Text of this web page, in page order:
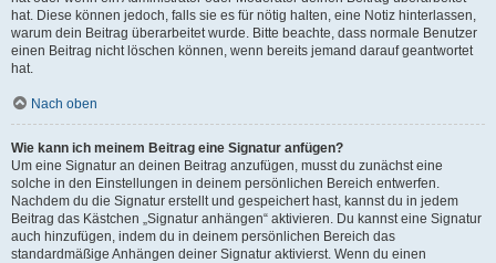
hat. Diese können jedoch, falls sie es für nötig halten, eine Notiz hinterlassen,
warum dein Beitrag überarbeitet wurde. Bitte beachte, dass normale Benutzer
einen Beitrag nicht löschen können, wenn bereits jemand darauf geantwortet
hat.
Nach oben
Wie kann ich meinem Beitrag eine Signatur anfügen?
Um eine Signatur an deinen Beitrag anzufügen, musst du zunächst eine
solche in den Einstellungen in deinem persönlichen Bereich entwerfen.
Nachdem du die Signatur erstellt und gespeichert hast, kannst du in jedem
Beitrag das Kästchen „Signatur anhängen“ aktivieren. Du kannst eine Signatur
auch hinzufügen, indem du in deinem persönlichen Bereich das
standardmäßige Anhängen deiner Signatur aktivierst. Wenn du einen